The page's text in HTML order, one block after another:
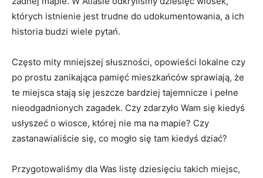
których istnienie jest trudne do udokumentowania, ⁢a ich⁢
historia budzi wiele pytań.
Często mity mniejszej słuszności, opowieści lokalne czy
po prostu zanikająca pamięć mieszkańców sprawiają, że
te miejsca stają się jeszcze bardziej tajemnicze i pełne
nieodgadnionych zagadek. Czy zdarzyło Wam się kiedyś
usłyszeć o wiosce, której nie ma na mapie? Czy
zastanawialiście się, co mogło się​ tam kiedyś dziać?
Przygotowaliśmy dla Was listę⁢ dziesięciu‍ takich miejsc,